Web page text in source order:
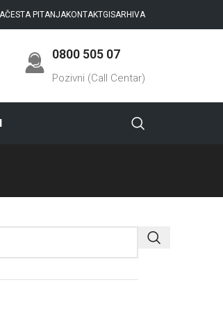
ČESTA PITANJAKONTAKTGISARHIVA
0800 505 07
Pozivni (Call Centar)